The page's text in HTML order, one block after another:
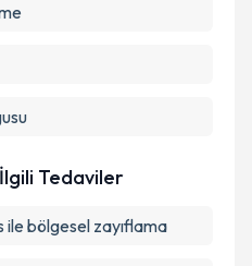
Tedaviler
bölgesel zayıflama